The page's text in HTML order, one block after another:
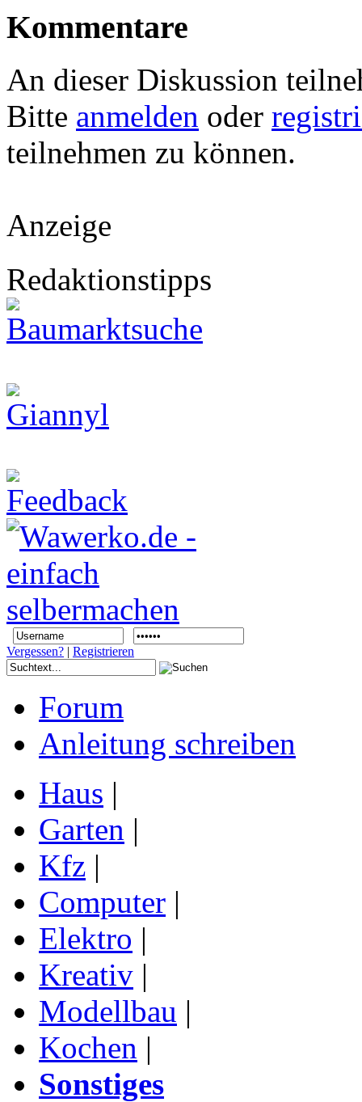
Kommentare
An dieser Diskussion
Bitte anmelden oder
teilnehmen zu können.
Anzeige
Redaktionstipps
Vergessen? | Registrieren
Forum
Anleitung schreiben
Haus |
Garten |
Kfz |
Computer |
Elektro |
Kreativ |
Modellbau |
Kochen |
Sonstiges